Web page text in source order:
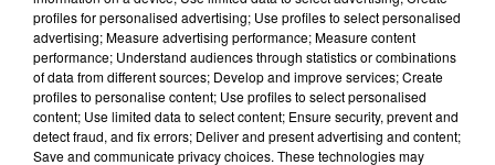
au micro de Zane Lowe, lors de son émissionBeats 1,
expliquant que des changements dans sa vie l’empêchaient
d’être absente trop longtemps des siens."Les changements
ne sont pas arrivés que dans ma carrière, mais aussi dans
ma vie. Je vis des choses très intenses dans ma famille en ce
moment, et je ne peux pas partir sur une longue tournée sans
profiles for personalised advertising; Use profiles to select personalised
advertising; Measure advertising performance; Measure content
performance; Understand audiences through statistics or combinations
of data from different sources; Develop and improve services; Create
profiles to personalise content; Use profiles to select personalised
content; Use limited data to select content; Ensure security, prevent and
detect fraud, and fix errors; Deliver and present advertising and content;
Save and communicate privacy choices. These technologies may